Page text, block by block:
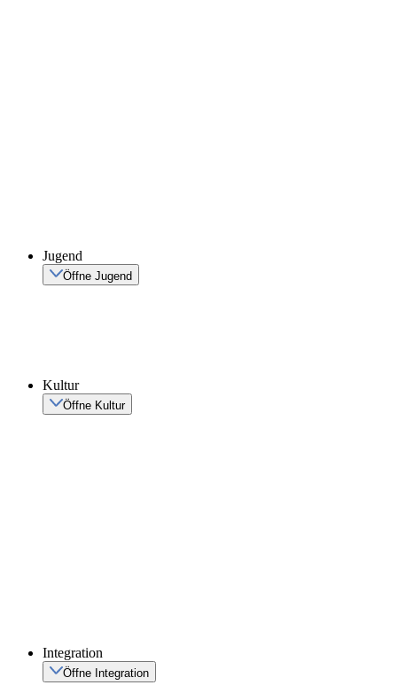
Jugend
Öffne Jugend
Kultur
Öffne Kultur
Integration
Öffne Integration